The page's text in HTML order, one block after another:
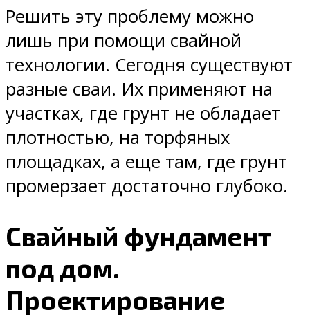
Решить эту проблему можно
лишь при помощи свайной
технологии. Сегодня существуют
разные сваи. Их применяют на
участках, где грунт не обладает
плотностью, на торфяных
площадках, а еще там, где грунт
промерзает достаточно глубоко.
Свайный фундамент
под дом.
Проектирование